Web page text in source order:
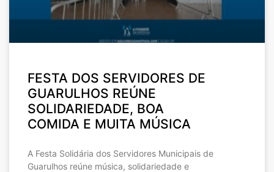
FESTA DOS SERVIDORES DE
GUARULHOS REÚNE
SOLIDARIEDADE, BOA
COMIDA E MUITA MÚSICA
A Festa Solidária dos Servidores Municipais de
Guarulhos reúne música, solidariedade e